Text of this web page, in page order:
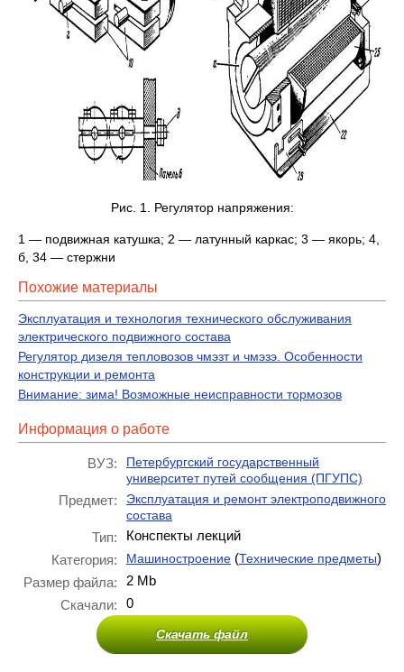
Рис. 1. Регулятор напряжения:
1 — подвижная катушка; 2 — латунный каркас; 3 — якорь; 4,
б, 34 — стержни
Похожие материалы
Эксплуатация и технология технического обслуживания
электрического подвижного состава
Регулятор дизеля тепловозов чмэзт и чмэзэ. Особенности
конструкции и ремонта
Внимание: зима! Возможные неисправности тормозов
Информация о работе
ВУЗ:
Петербургский государственный
университет путей сообщения (ПГУПС)
Предмет:
Эксплуатация и ремонт электроподвижного
состава
Тип:
Конспекты лекций
Категория:
Машиностроение (Технические предметы)
Размер файла:
2 Mb
Скачали:
0
Скачать файл